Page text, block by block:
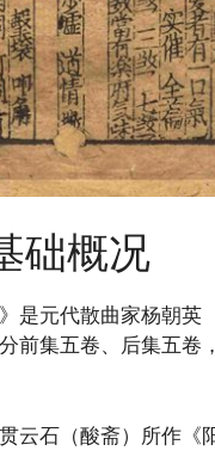
础概况
是元代散曲家杨朝英
前集五卷、后集五卷
云石（酸斋）所作